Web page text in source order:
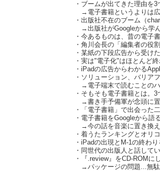
・ブームが出てきた理由を
→電子書籍というよりは
・出版社不在のブーム（
→出版社がGoogleから学
・今あるものは、昔の電子
・角川会長の「編集者の役
・某紙の下段広告から受け
・実は"電子化"はほとんど
・iPadの広告からわかる
・ソリューション、バリア
→電子端末で読むことの
・そもそも電子書籍とは。
→書き手予備軍が念頭に
・「電子書籍」で出会った
・電子書籍をGoogleから語
→今の話を音楽に置き換
・着うたランキングとオリ
・iPadの出現とM-1の終わ
・同世代の出版人と話して
・『.review』をCD-ROMに
→パッケージの問題...無駄